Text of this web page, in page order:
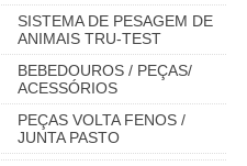
SISTEMA DE PESAGEM DE
ANIMAIS TRU-TEST
BEBEDOUROS / PEÇAS/
ACESSÓRIOS
PEÇAS VOLTA FENOS /
JUNTA PASTO